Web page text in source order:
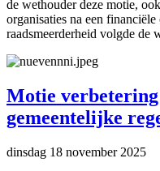
de wethouder deze motie,
organisaties na een
raadsmeerderheid volgde de
Motie
gemeentelijke
dinsdag 18 november 2025